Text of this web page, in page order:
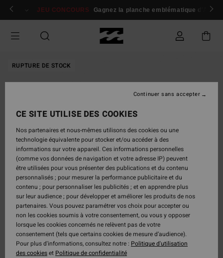
Passer
Se connecter / s'inscrire
JEU CONCOURS Gagnez la planche emblématique d'Andy
RUPTURE DE STOCK
CE SITE UTILISE DES COOKIES
Nos partenaires et nous-mêmes utilisons des cookies ou une
technologie équivalente pour stocker et/ou accéder à des
informations sur votre appareil. Ces informations personnelles
(comme vos données de navigation et votre adresse IP) peuvent
être utilisées pour vous présenter des publications et du contenu
personnalisés ; pour mesurer la performance publicitaire et du
contenu ; pour personnaliser les publicités ; et en apprendre plus
sur leur audience ; pour développer et améliorer les produits de nos
partenaires. Vous pouvez paramétrer vos choix pour accepter ou
non les cookies soumis à votre consentement, ou vous y opposer
lorsque les cookies concernés ne relèvent pas de votre
consentement (tels que certains cookies de mesure d’audience).
Pour plus d'informations, consultez notre : Politique d'utilisation
des cookieset Politique de confidentialité
Continuer sans accepter